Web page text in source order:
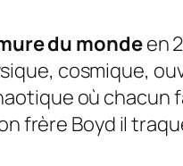
du mondeen
cosmique,
où chacun
frère Boyd il